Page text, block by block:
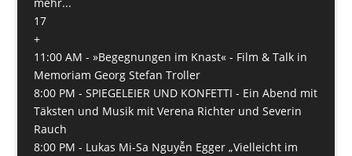
17
+
11:00 AM - »Begegnungen im Knast« - Film & Talk in
Memoriam Georg Stefan Troller
8:00 PM - SPIEGELEIER UND KONFETTI - Ein Abend mit
Täksten und Musik mit Verena Richter und Severin
Rauch
8:00 PM - Lukas Mi-Sa Nguyễn Egger „Vielleicht im